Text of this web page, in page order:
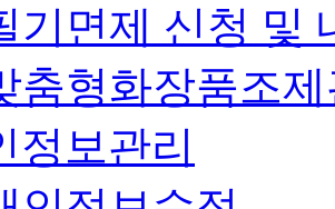
기면제 신청 및
춤형화장품조
정보관리